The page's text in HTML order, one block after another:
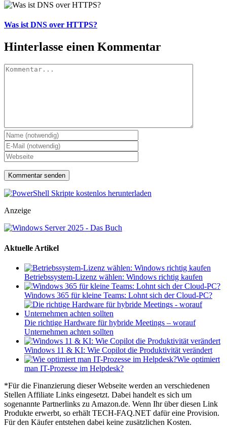
Was ist DNS over HTTPS?
Hinterlasse einen Kommentar
Kommentar
Anzeige
Aktuelle Artikel
Betriebssystem-Lizenz wählen: Windows richtig kaufen
Windows 365 für kleine Teams: Lohnt sich der Cloud-PC?
Die richtige Hardware für hybride Meetings – worauf
Unternehmen achten sollten
Windows 11 & KI: Wie Copilot die Produktivität verändert
Wie optimiert
man IT-Prozesse im Helpdesk?
*Für die Finanzierung dieser Webseite werden an verschiedenen
Stellen Affiliate Links eingesetzt. Dabei handelt es sich um
sogenannte Partnerlinks zu Amazon.de. Wenn Ihr über diesen Link
Produkte erwerbt, so erhält TECH-FAQ.NET dafür eine Provision.
Für den Käufer entstehen dabei keine zusätzlichen Kosten.